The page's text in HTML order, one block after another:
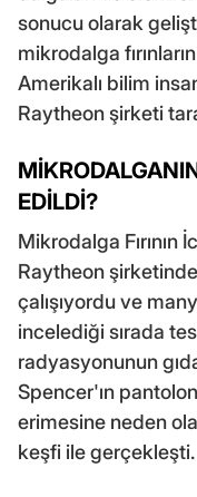
sonucu olarak
mikrodalga
Amerikalı bilim
Raytheon şirketi
EDİLDİ?
Mikrodalga Fırının
Raytheon
çalışıyordu ve
incelediği sırada
radyasyonunun
Spencer'ın
erimesine neden
keşfi ile gerçekleşti.